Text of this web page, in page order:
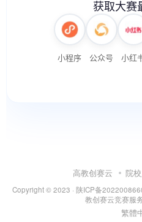
高教创赛云 院
Copyright © 2023 · 陕ICP备
教创赛云竞赛服
繁體